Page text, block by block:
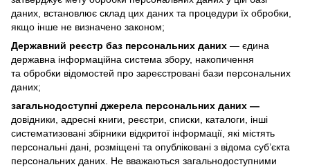
даних, встановлює склад цих даних та процедури їх обробки,
якщо інше не визначено законом;
Державний реєстр баз персональних даних — єдина
державна інформаційна система збору, накопичення
та обробки відомостей про зареєстровані бази персональних
даних;
загальнодоступні джерела персональних даних —
довідники, адресні книги, реєстри, списки, каталоги, інші
систематизовані збірники відкритої інформації, які містять
персональні дані, розміщені та опубліковані з відома суб’єкта
персональних даних. Не вважаються загальнодоступними